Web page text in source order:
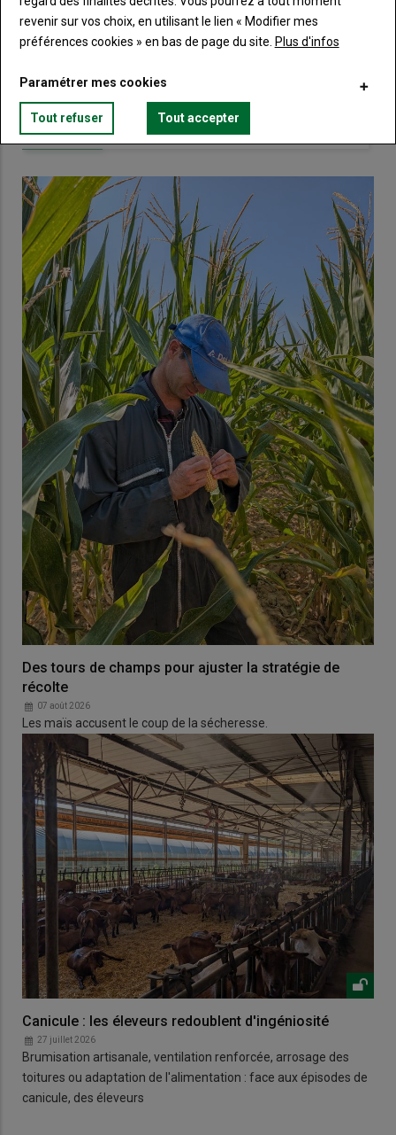
Touraine.
VOUS AIMEREZ AUSSI
Des tours de champs pour ajuster la stratégie de
récolte
07 août 2026
Les maïs accusent le coup de la sécheresse.
Canicule : les éleveurs redoublent d'ingéniosité
27 juillet 2026
Brumisation artisanale, ventilation renforcée, arrosage des
toitures ou adaptation de l'alimentation : face aux épisodes de
canicule, des éleveurs
revenir sur vos choix, en utilisant le lien « Modifier mes
préférences cookies » en bas de page du site. Plus d'infos
Paramétrer mes cookies
Tout refuser Tout accepter